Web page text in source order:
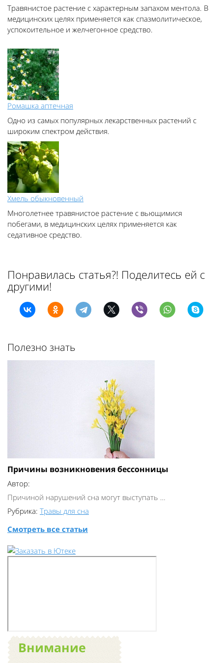
Травянистое растение с характерным запахом ментола. В
медицинских целях применяется как спазмолитическое,
успокоительное и желчегонное средство.
Ромашка аптечная
Одно из самых популярных лекарственных растений с
широким спектром действия.
Хмель обыкновенный
Многолетнее травянистое растение с вьющимися
побегами, в медицинских целях применяется как
седативное средство.
Понравилась статья?! Поделитесь ей с
другими!
Полезно знать
Причины возникновения бессонницы
Автор:
Причиной нарушений сна могут выступать …
Рубрика: Травы для сна
Смотреть все статьи
Внимание